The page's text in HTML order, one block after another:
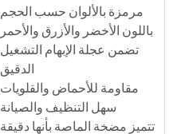
مرمزة بالألوان حسب الحجم
باللون الأخضر والأزرق والأحمر
تضمن عجلة الإبهام التشغيل
الدقيق
مقاومة للأحماض والقلويات
سهل التنظيف والصيانة
تتميز مضخة الماصة بأنها دقيقة